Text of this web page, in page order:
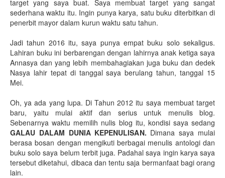
target yang saya buat. Saya membuat target yang sangat
sederhana waktu itu. Ingin punya karya, satu buku diterbitkan di
penerbit mayor dalam kurun waktu satu tahun.
Jadi tahun 2016 itu, saya punya empat buku solo sekaligus.
Lahiran buku ini berbarengan dengan lahirnya anak ketiga saya
Annasya dan yang lebih membahagiakan juga buku dan dedek
Nasya lahir tepat di tanggal saya berulang tahun, tanggal 15
Mei.
Oh, ya ada yang lupa. Di Tahun 2012 itu saya membuat target
baru, yaitu mulai aktif dan serius untuk menulis blog.
Sebenarnya waktu memilih nulis blog itu, kondisi saya sedang
GALAU DALAM DUNIA KEPENULISAN. Dimana saya mulai
berasa bosan dengan mengikuti berbagai menulis antologi dan
buku solo saya belum terbit juga. Padahal saya ingin karya saya
tersebut diketahui, dibaca dan tentu saja bermanfaat bagi orang
lain.